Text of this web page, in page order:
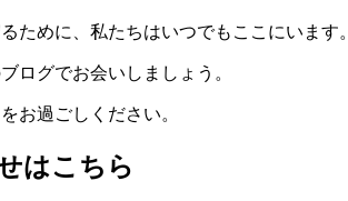
ために、私たちはいつでもここにいます
ログでお会いしましょう。
お過ごしください。
はこちら